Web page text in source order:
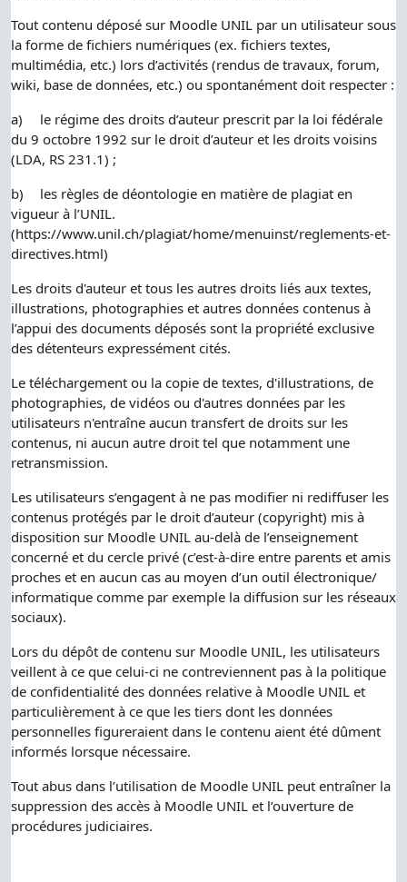
Tout contenu déposé sur Moodle UNIL par un utilisateur sous
la forme de fichiers numériques (ex. fichiers textes,
multimédia, etc.) lors d’activités (rendus de travaux, forum,
wiki, base de données, etc.) ou spontanément doit respecter :
a)
le régime des droits d’auteur prescrit par la loi fédérale
du 9 octobre 1992 sur le droit d’auteur et les droits voisins
(LDA, RS 231.1) ;
b)
les règles de déontologie en matière de plagiat en
vigueur à l’UNIL.
(https://www.unil.ch/plagiat/home/menuinst/reglements-et-
directives.html)
Les droits d'auteur et tous les autres droits liés aux textes,
illustrations, photographies et autres données contenus à
l’appui des documents déposés sont la propriété exclusive
des détenteurs expressément cités.
Le téléchargement ou la copie de textes, d'illustrations, de
photographies, de vidéos ou d'autres données par les
utilisateurs n'entraîne aucun transfert de droits sur les
contenus, ni aucun autre droit tel que notamment une
retransmission.
Les utilisateurs s’engagent à ne pas modifier ni rediffuser les
contenus protégés par le droit d’auteur (copyright) mis à
disposition sur Moodle UNIL au-delà de l’enseignement
concerné et du cercle privé (c’est-à-dire entre parents et amis
proches et en aucun cas au moyen d’un outil électronique/
informatique comme par exemple la diffusion sur les réseaux
sociaux).
Lors du dépôt de contenu sur Moodle UNIL, les utilisateurs
veillent à ce que celui-ci ne contreviennent pas à la politique
de confidentialité des données relative à Moodle UNIL et
particulièrement à ce que les tiers dont les données
personnelles figureraient dans le contenu aient été dûment
informés lorsque nécessaire.
Tout abus dans l’utilisation de Moodle UNIL peut entraîner la
suppression des accès à Moodle UNIL et l’ouverture de
procédures judiciaires.